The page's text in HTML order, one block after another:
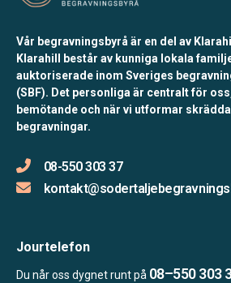
Vår begravningsbyrå är en del av
Klarahill består av kunniga lokala
auktoriserade inom Sveriges
(SBF). Det personliga är centralt för
bemötande och när vi utformar
begravningar.
08-550 303 37
Jourtelefon
Du når oss dygnet runt på 08–550 303